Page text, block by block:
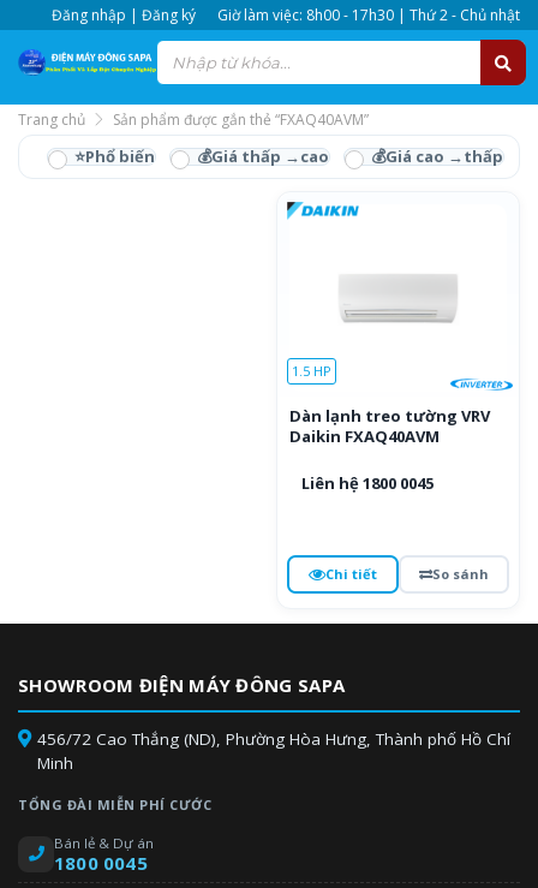
Đăng nhập | Đăng ký Giờ làm việc: 8h00 - 17h30 | Thứ 2 - Chủ nhật
Trang chủ Sản phẩm được gắn thẻ “FXAQ40AVM”
FXAQ40AVM
1.5 HP
Dàn lạnh treo tường VRV
Daikin FXAQ40AVM
Liên hệ 1800 0045
Chi tiết So sánh
SHOWROOM ĐIỆN MÁY ĐÔNG SAPA
456/72 Cao Thắng (ND), Phường Hòa Hưng, Thành phố Hồ Chí
Minh
TỔNG ĐÀI MIỄN PHÍ CƯỚC
Bán lẻ & Dự án
1800 0045